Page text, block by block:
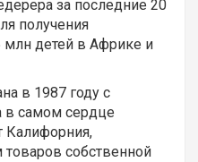
за последние 20
получения
млн детей в Африке и
в 1987 году с
в самом сердце
Калифорния,
собственной